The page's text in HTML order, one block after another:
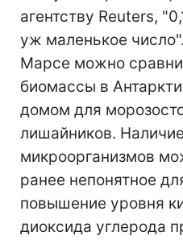
агентству Reuters,
уж маленькое
Марсе можно
биомассы в
домом для
лишайников. Наличие
микроорганизмов
ранее непонятное
повышение уровня
диоксида углерода